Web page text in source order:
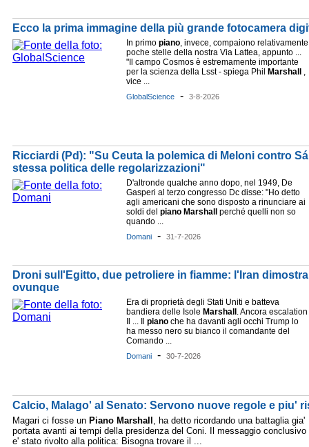
Ecco la prima immagine della più grande fotocamera
In primo piano, invece, compaiono relativamente
poche stelle della nostra Via Lattea, appunto ...
"Il campo Cosmos è estremamente importante
per la scienza della Lsst - spiega Phil
Marshall
,
vice ...
GlobalScience - 3-8-2026
Ricciardi (Pd): "Su Ceuta la polemica di Meloni contro
stessa politica delle regolarizzazioni"
D'altronde qualche anno dopo, nel 1949, De
Gasperi al terzo congresso Dc disse: "Ho detto
agli americani che sono disposto a rinunciare ai
soldi del piano Marshall
perché quelli non so
quando ...
Domani - 31-7-2026
Droni sull'Egitto, due petroliere in fiamme: l'Iran
ovunque
Era di proprietà degli Stati Uniti e batteva
bandiera delle Isole Marshall . Ancora escalation
Il ... Il piano che ha davanti agli occhi Trump lo
ha messo nero su bianco il comandante del
Comando ...
Domani - 30-7-2026
Calcio, Malago' al Senato: Servono nuove regole e piu'
Magari ci fosse un Piano Marshall , ha detto ricordando una battaglia gia'
portata avanti ai tempi della presidenza del Coni. Il messaggio conclusivo
e' stato rivolto alla politica: Bisogna trovare il ...